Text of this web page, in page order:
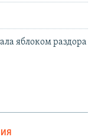
яблоком раздора